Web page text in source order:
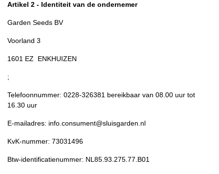
Artikel 2 - Identiteit van de ondernemer
Garden Seeds BV
Voorland 3
1601 EZ ENKHUIZEN
;
Telefoonnummer: 0228-326381 bereikbaar van 08.00 uur tot
16.30 uur
E-mailadres: info.consument@sluisgarden.nl
KvK-nummer: 73031496
Btw-identificatienummer: NL85.93.275.77.B01